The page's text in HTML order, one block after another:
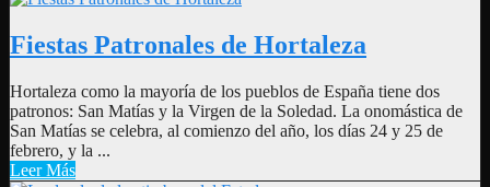
Fiestas Patronales de Hortaleza
Hortaleza como la mayoría de los pueblos de España tiene dos
patronos: San Matías y la Virgen de la Soledad. La onomástica de
San Matías se celebra, al comienzo del año, los días 24 y 25 de
febrero, y la ...
Leer Más